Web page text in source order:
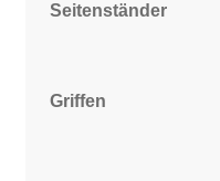
Seitenständer
Griffen